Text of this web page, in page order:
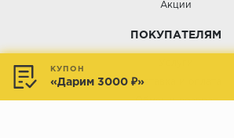
Акции
ПОКУПАТЕЛЯМ
Доставка и оплата
Обмен и возврат
КУПОН
«Дарим 3000 ₽»